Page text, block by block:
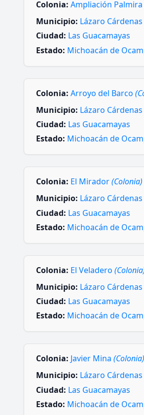
Colonia: Ampliación Palmira
Municipio: Lázaro Cárdenas
Ciudad: Las Guacamayas
Estado: Michoacán de
Colonia: Arroyo del Barco
Municipio: Lázaro Cárdenas
Ciudad: Las Guacamayas
Estado: Michoacán de
Colonia: El Mirador(Colonia)
Municipio: Lázaro Cárdenas
Ciudad: Las Guacamayas
Estado: Michoacán de
Colonia: El Veladero
Municipio: Lázaro Cárdenas
Ciudad: Las Guacamayas
Estado: Michoacán de
Colonia: Javier Mina (Colonia)
Municipio: Lázaro Cárdenas
Ciudad: Las Guacamayas
Estado: Michoacán de